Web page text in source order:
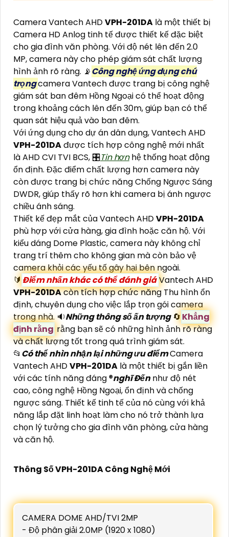
Camera Vantech AHDVPH-201DA là một thiết bị
Camera HD Anlog tinh tế được thiết kế đặc biệt
cho gia đình văn phòng. Với độ nét lên đến 2.0
MP, camera này cho phép giám sát chất lượng
hình ảnh rõ ràng. 📡Công nghệ ứng dụng chú
trọngcamera Vantech được trang bị công nghệ
giám sát ban đêm Hồng Ngoại có thể hoạt động
trong khoảng cách lên đến 30m, giúp bạn có thể
quan sát hiệu quả vào ban đêm.
Với ứng dụng cho dự án dân dụng, Vantech AHD
VPH-201DAđược tích hợp công nghệ mới nhất
là AHD CVI TVI BCS, 🎛Tin hơnhệ thống hoạt động
ổn định. Đặc điểm chất lượng hơn camera này
còn được trang bị chức năng Chống Ngược Sáng
DWDR, giúp thấy rõ hơn khi camera bị ánh ngược
chiều ánh sáng.
Thiết kế đẹp mắt của Vantech AHDVPH-201DA
phù hợp với cửa hàng, gia đình hoặc căn hộ. Với
kiểu dáng Dome Plastic, camera này không chỉ
trang trí thêm cho không gian mà còn bảo vệ
camera khỏi các yếu tố gây hại bên ngoài.
🔰 Điểm nhấn khác có thể đánh giáVantech AHD
VPH-201DAcòn tích hợp chức năng Thu hình ổn
định, chuyên dụng cho việc lắp trọn gói camera
trong nhà. 🔉Những thông số ấn tượng🔄 Khẳng
định rằng rằng bạn sẽ có những hình ảnh rõ ràng
và chất lượng tốt trong quá trình giám sát.
📂 Có thể nhìn nhận lại những ưu điểmCamera
Vantech AHDVPH-201DA là một thiết bị gắn liền
với các tính năng đáng ®️nghĩ Đếnnhư độ nét
cao, công nghệ Hồng Ngoại, ổn định và chống
ngược sáng. Thiết kế tinh tế của nó cùng với khả
năng lắp đặt linh hoạt làm cho nó trở thành lựa
chọn lý tưởng cho gia đình văn phòng, cửa hàng
và căn hộ.
Thông Số VPH-201DA Công Nghệ Mới
CAMERA DOME AHD/TVI 2MP
- Độ phân giải 2.0MP (1920 x 1080)